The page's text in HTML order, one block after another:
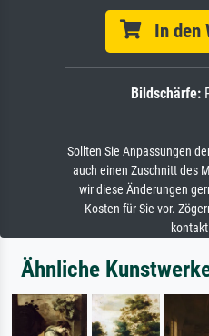
In den
Bildschärfe:
Sollten Sie Anpassungen
auch einen Zuschnitt des
wir diese Änderungen
Kosten für Sie vor.
Ähnliche